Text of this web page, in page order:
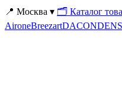
📍 Москва ▾ 🗂 Каталог
AironeBreezartDACOND